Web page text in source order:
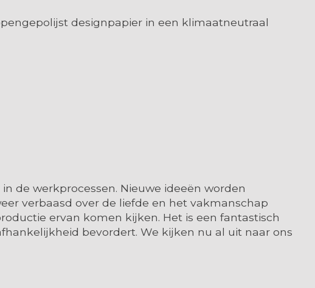
designpapier in een klimaatneutraal
de werkprocessen. Nieuwe ideeën worden
verbaasd over de liefde en het vakmanschap
ervan komen kijken. Het is een fantastisch
bevordert. We kijken nu al uit naar ons